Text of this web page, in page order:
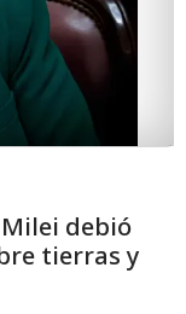
debió
tierras y